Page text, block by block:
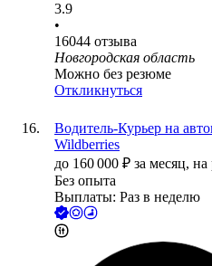
3.9
•
16044 отзыва
Новгородская область
Можно без резюме
Откликнуться
Водитель-Курьер на
Wildberries
до 160 000 ₽ за месяц, на
Без опыта
Выплаты: Раз в неделю